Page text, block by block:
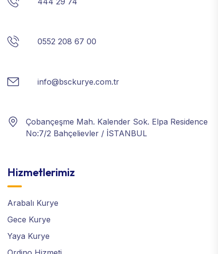
0552 208 67 00
info@bsckurye.com.tr
Çobançeşme Mah. Kalender Sok. Elpa Residence
No:7/2 Bahçelievler / İSTANBUL
Hizmetlerimiz
Arabalı Kurye
Gece Kurye
Yaya Kurye